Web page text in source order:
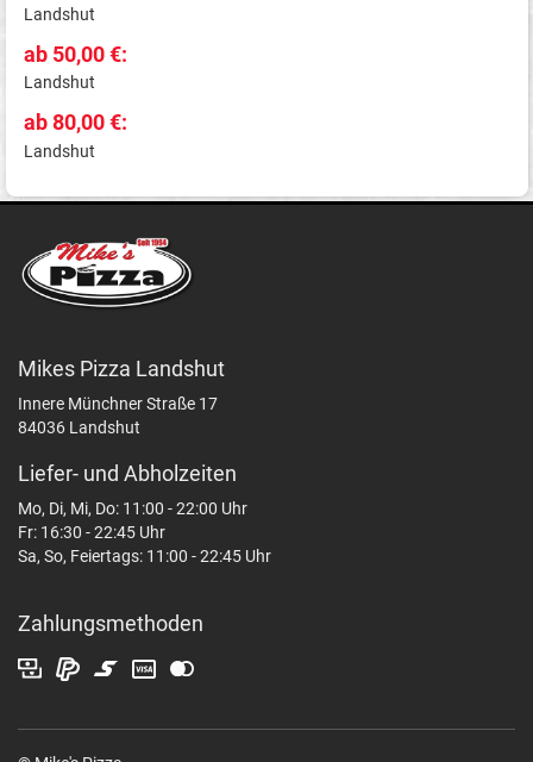
Landshut
ab 50,00 €:
Landshut
ab 80,00 €:
Landshut
Mikes Pizza Landshut
Innere Münchner Straße 17
84036 Landshut
Liefer- und Abholzeiten
Mo, Di, Mi, Do: 11:00 - 22:00 Uhr
Fr: 16:30 - 22:45 Uhr
Sa, So, Feiertags: 11:00 - 22:45 Uhr
Zahlungsmethoden